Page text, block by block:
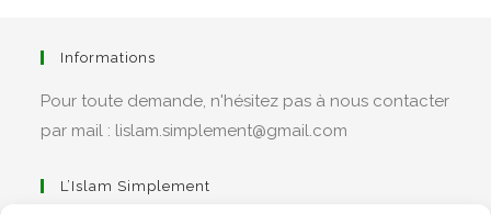
Informations
Pour toute demande, n'hésitez pas à nous contacter
par mail : lislam.simplement@gmail.com
L’Islam Simplement